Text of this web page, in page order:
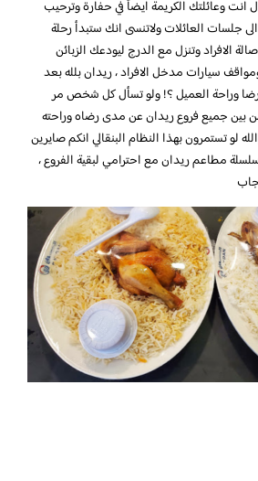
وعائلتك الكريمة ايضاً في حفارة وترحيب
جلسات العائلات ولاتنسى انك ستبدأ رحلة
الافراد وتنزل مع الدرج ليودعك الزبائن
سيارات مدخل الافراد ، ريدان بلله بعد
رضا وراحة العميل ؟! ولو تسأل كل شخص مر
جميع فروع ريدان عن مدى رضاه وراحته
لو تستمرون بهذا النظام البنقالي انكم صايرين
مطاعم ريدان مع احترامي لبقية الفروع ،